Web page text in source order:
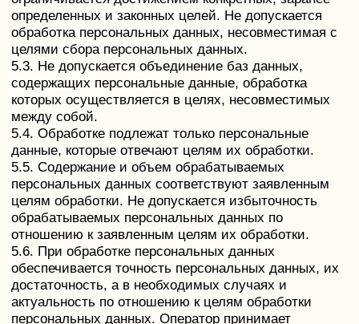
федеральным законом.
8. Порядок сбора, хранения, передачи и других
видов обработки персональных данных
Безопасность персональных данных, которые
обрабатываются Оператором, обеспечивается
путем реализации правовых, организационных и
технических мер, необходимых для выполнения в
полном объеме требований действующего
законодательства в области защиты персональных
данных.
8.1. Оператор обеспечивает сохранность
персональных данных и принимает все возможные
меры, исключающие доступ к персональным
данным неуполномоченных лиц.
8.2. Персональные данные Пользователя никогда,
ни при каких условиях не будут переданы третьим
лицам, за исключением случаев, связанных с
исполнением действующего законодательства либо
в случае, если субъектом персональных данных
дано согласие Оператору на передачу данных
третьему лицу для исполнения обязательств по
гражданско-правовому договору.
8.3. В случае выявления неточностей в
персональных данных, Пользователь может
актуализировать их самостоятельно, путем
направления Оператору уведомление на адрес
электронной почты Оператора oskin.ff@gmail.com с